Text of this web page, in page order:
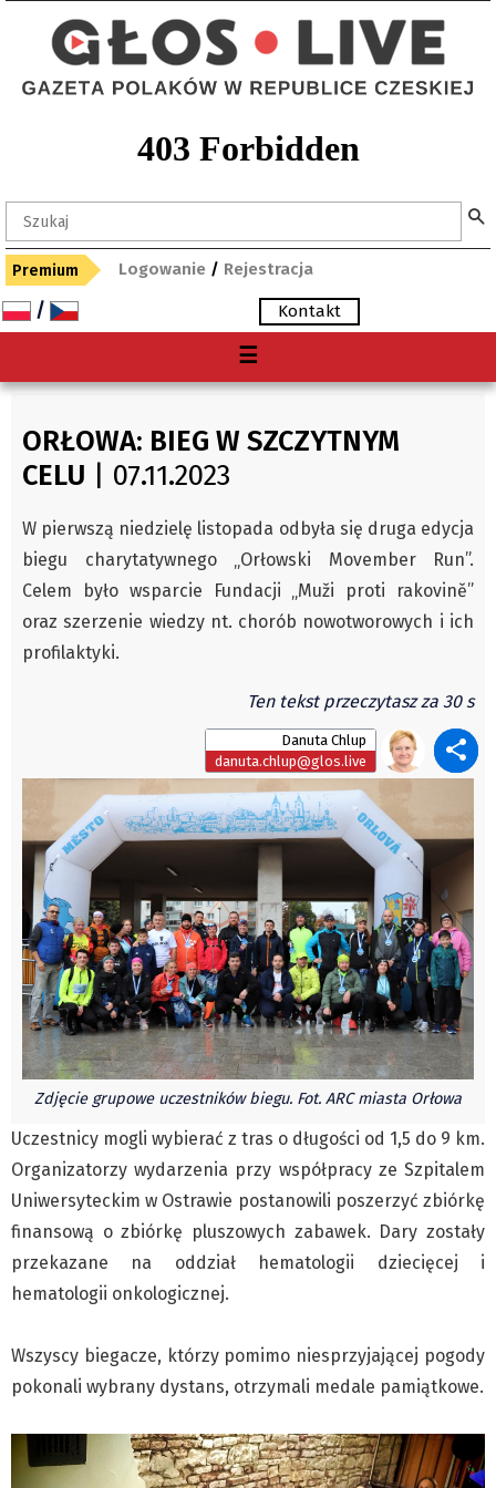
Premium Logowanie / Rejestracja
/ Kontakt
☰
O nas
Gdzie kupię "Głos"?
Archiwum
Autorzy
Wydawca
Fundusz Rozwoju Zaolzia
Kontakt
Sekretariat
Napisz artykuł
Zamów prenumeratę
Reklama
RODO (GDPR)
OGÓLNE WARUNKI HANDLOWE
Všeobecné obchodní podmínky
Wiadomości
Region
Czechy
Polska
Świat
Kongres Polaków
Sejmiki Gminne 2024
PZKO
Placówki dyplomatyczne w CZ
English Voice
Kultura
Recenzje
Pop Art
Wydarzenia
Publicystyka
Zdaniem...
ORŁOWA: BIEG W SZCZYTNYM
CELU | 07.11.2023
W pierwszą niedzielę listopada odbyła się druga edycja
biegu charytatywnego „Orłowski Movember Run”.
Celem było wsparcie Fundacji „Muži proti rakovině”
oraz szerzenie wiedzy nt. chorób nowotworowych i ich
profilaktyki.
Ten tekst przeczytasz za 30 s
Danuta Chlup
danuta.chlup@glos.live
Zdjęcie grupowe uczestników biegu. Fot. ARC miasta Orłowa
Uczestnicy mogli wybierać z tras o długości od 1,5 do 9 km.
Organizatorzy wydarzenia przy współpracy ze Szpitalem
Uniwersyteckim w Ostrawie postanowili poszerzyć zbiórkę
finansową o zbiórkę pluszowych zabawek. Dary zostały
przekazane na oddział hematologii dziecięcej i
hematologii onkologicznej.
Wszyscy biegacze, którzy pomimo niesprzyjającej pogody
pokonali wybrany dystans, otrzymali medale pamiątkowe.